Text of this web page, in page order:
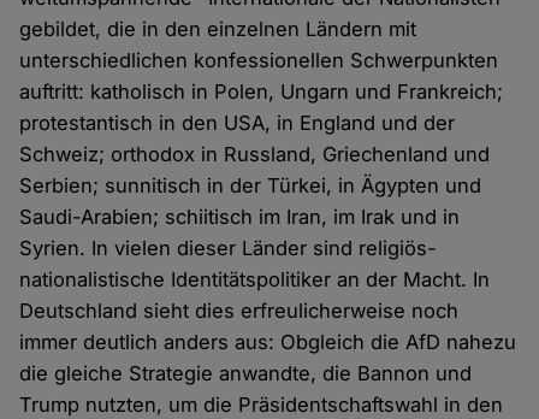
gebildet, die in den einzelnen Ländern mit
unterschiedlichen konfessionellen Schwerpunkten
auftritt: katholisch in Polen, Ungarn und Frankreich;
protestantisch in den USA, in England und der
Schweiz; orthodox in Russland, Griechenland und
Serbien; sunnitisch in der Türkei, in Ägypten und
Saudi-Arabien; schiitisch im Iran, im Irak und in
Syrien. In vielen dieser Länder sind religiös-
nationalistische Identitätspolitiker an der Macht. In
Deutschland sieht dies erfreulicherweise noch
immer deutlich anders aus: Obgleich die AfD nahezu
die gleiche Strategie anwandte, die Bannon und
Trump nutzten, um die Präsidentschaftswahl in den